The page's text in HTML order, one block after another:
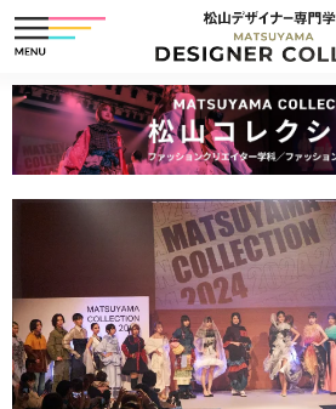
HOME
ファッションクリエイター学科
ファッションビジネス学科
Webクリエイター学科
入学案内・学費
学校の強み
就職サポート